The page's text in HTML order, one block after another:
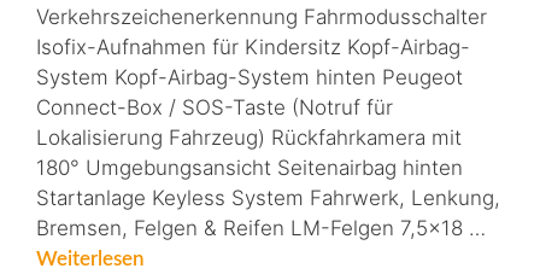
Verkehrszeichenerkennung Fahrmodusschalter
Isofix-Aufnahmen für Kindersitz Kopf-Airbag-
System Kopf-Airbag-System hinten Peugeot
Connect-Box / SOS-Taste (Notruf für
Lokalisierung Fahrzeug) Rückfahrkamera mit
180° Umgebungsansicht Seitenairbag hinten
Startanlage Keyless System Fahrwerk, Lenkung,
Bremsen, Felgen & Reifen LM-Felgen 7,5×18 …
Weiterlesen